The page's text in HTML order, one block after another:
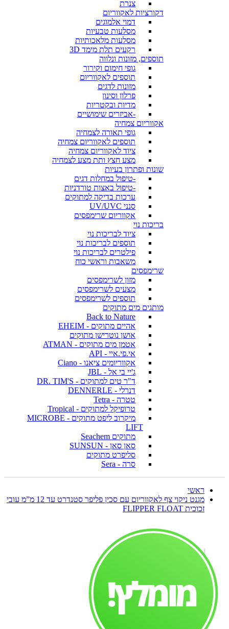
צנרת
דקורציות לאקווריום
דמוי אלמוגים
מסלעות טבעיות
מסלעות מלאכותיות
רקעים תלת מימד 3D
תוספים, מזונות ונלווה
גופי חימום וקירור
תוספים לאקווריום
מזונות לדגים
פרלון וסינון
מדיות ובקטריות
-אביזרים שימושיים
אקווריום צמחיה
גופי תאורה לצמחיה
תוספים לאקווריום צמחיה
ציוד לאקווריום צמחיה
מצע חצץ ותת מצע לצמחיה
שונות ופתרון בעיות
-טיפול במחלות דגים
-טיפול באצות טורדניות
ערכות בדיקה למתוקים
סנני UV/UVC
אקווריום שרימפסים
בריכות נוי
ציוד לבריכות נוי
תוספים לבריכות נוי
פילטרים לבריכות נוי
משאבות וראשי כוח
שרימפסים
מזון לשרימפסים
מצעים לשרימפסים
תוספים לשרימפסים
מותגים מים מתוקים
Back to Nature
אהיים מתוקים - EHEIM
אושן נוטרישן מתוקים
אטמן מים מתוקים - ATMAN
אי.פי.איי - API
אקווריומים ציאנו - Ciano
ג'יי בי אל - JBL
ד"ר טים למתוקים - DR. TIM'S
דנרלי - DENNERLE
טטרה - Tetra
טרופיקל למתוקים - Tropical
מיקרוב ליפט מתוקים - MICROBE
LIFT
מתוקים Seachem
סאן סאן - SUNSUN
סליפרט מתוקים
סרה - Sera
ראשי
מגנט ניקוי צף לאקווריום עם סכין פליפר סטנדרט עד 12 מ”מ עובי
זכוכית FLIPPER FLOAT